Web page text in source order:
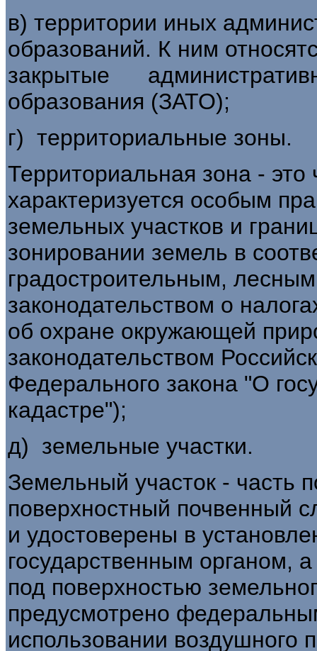
в) территории иных
образований. К ним
закрытые
образования (ЗАТО);
г) территориальные зоны.
Территориальная зона - это
характеризуется особым
земельных участков и
зонировании земель в
градостроительным,
законодательством о
об охране окружающей
законодательством
Федерального закона "О
кадастре");
д) земельные участки.
Земельный участок - часть
поверхностный почвенный
и удостоверены в
государственным органом,
под поверхностью
предусмотрено
использовании воздушного